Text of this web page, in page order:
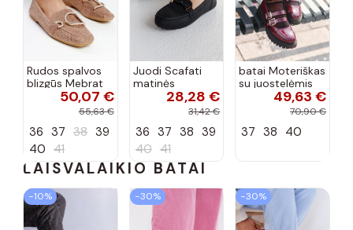
Rudos spalvos
blizgūs Mebrat
bateliai50,07 €
55,63 €
36 37 38 39
40 41
Juodi Scafati
matinės
apdailos bateliai
28,28 €
31,42 €
36 37 38 39
40 41
batai Moteriškas
su juostelėmis
su lako efektu
bordo spalvos
49,63 €
70,90 €
37 38 40
LAISVALAIKIO BATAI
−10% −30% −30%